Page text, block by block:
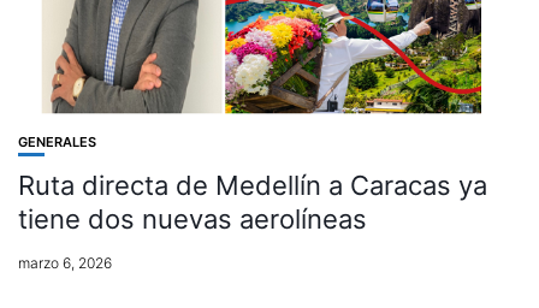
GENERALES
Ruta directa de Medellín a Caracas ya
tiene dos nuevas aerolíneas
marzo 6, 2026